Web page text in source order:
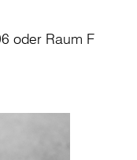
oder Raum F